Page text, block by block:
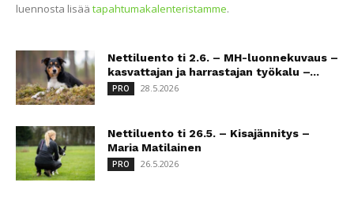
luennosta lisää tapahtumakalenteristamme.
Nettiluento ti 2.6. – MH-luonnekuvaus –
kasvattajan ja harrastajan työkalu –...
PRO 28.5.2026
Nettiluento ti 26.5. – Kisajännitys –
Maria Matilainen
PRO 26.5.2026